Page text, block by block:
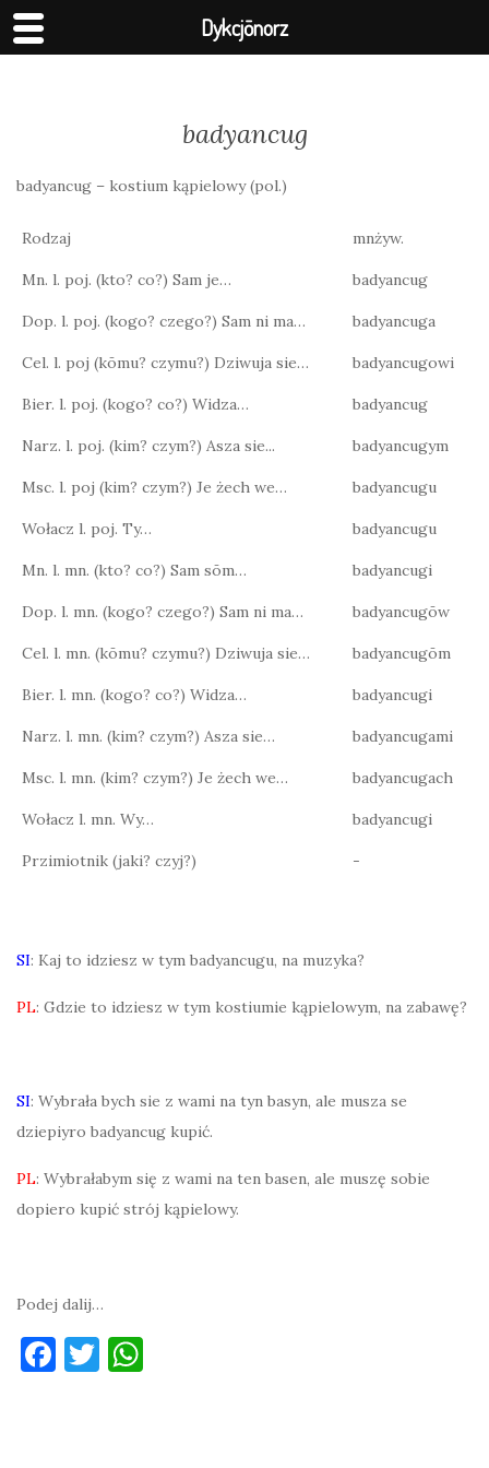
badyancug
badyancug – kostium kąpielowy (pol.)
Rodzaj mnżyw.
Mn. l. poj. (kto? co?) Sam je… badyancug
Dop. l. poj. (kogo? czego?) Sam ni ma… badyancuga
Cel. l. poj (kōmu? czymu?) Dziwuja sie… badyancugowi
Bier. l. poj. (kogo? co?) Widza… badyancug
Narz. l. poj. (kim? czym?) Asza sie... badyancugym
Msc. l. poj (kim? czym?) Je żech we… badyancugu
Wołacz l. poj. Ty… badyancugu
Mn. l. mn. (kto? co?) Sam sōm… badyancugi
Dop. l. mn. (kogo? czego?) Sam ni ma… badyancugōw
Cel. l. mn. (kōmu? czymu?) Dziwuja sie… badyancugōm
Bier. l. mn. (kogo? co?) Widza… badyancugi
Narz. l. mn. (kim? czym?) Asza sie… badyancugami
Msc. l. mn. (kim? czym?) Je żech we… badyancugach
Wołacz l. mn. Wy… badyancugi
Przimiotnik (jaki? czyj?) -
SI: Kaj to idziesz w tym badyancugu, na muzyka?
PL: Gdzie to idziesz w tym kostiumie kąpielowym, na zabawę?
SI: Wybrała bych sie z wami na tyn basyn, ale musza se
dziepiyro badyancug kupić.
PL: Wybrałabym się z wami na ten basen, ale muszę sobie
dopiero kupić strój kąpielowy.
Podej dalij…
F T
Dykcjōnorz